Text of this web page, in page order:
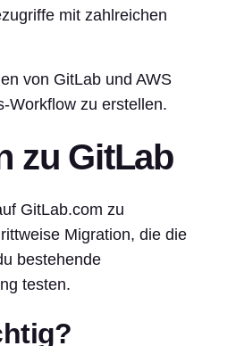
mit zahlreichen
von GitLab und AWS
Workflow zu erstellen.
zu GitLab
GitLab.com zu
Migration, die die
bestehende
testen.